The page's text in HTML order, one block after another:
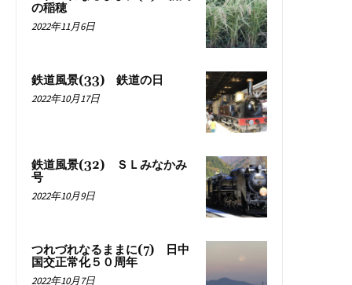
の稲穂
2022年11月6日
鉄道風景(33) 鉄道の日
2022年10月17日
鉄道風景(32) ＳＬみなかみ
号
2022年10月9日
つれづれなるままに(7) 日中
国交正常化５０周年
2022年10月7日